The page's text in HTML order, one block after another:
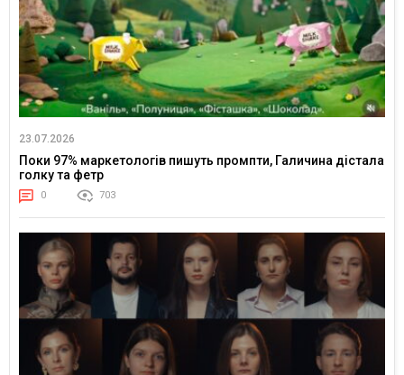
23.07.2026
Поки 97% маркетологів пишуть промпти, Галичина дістала
голку та фетр
0 703